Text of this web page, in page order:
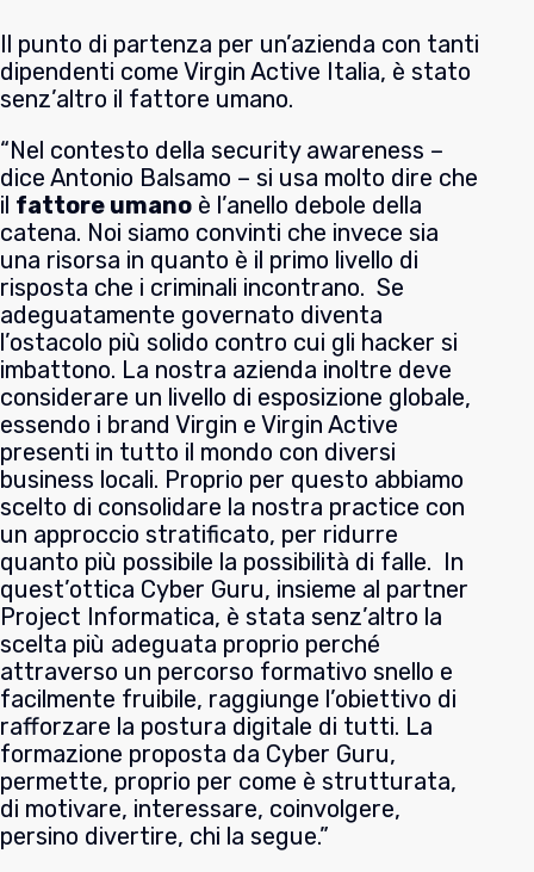
Il punto di partenza per un’azienda con tanti
dipendenti come Virgin Active Italia, è stato
senz’altro il fattore umano.
“Nel contesto della security awareness –
dice Antonio Balsamo – si usa molto dire che
il fattore umano è l’anello debole della
catena. Noi siamo convinti che invece sia
una risorsa in quanto è il primo livello di
risposta che i criminali incontrano. Se
adeguatamente governato diventa
l’ostacolo più solido contro cui gli hacker si
imbattono. La nostra azienda inoltre deve
considerare un livello di esposizione globale,
essendo i brand Virgin e Virgin Active
presenti in tutto il mondo con diversi
business locali. Proprio per questo abbiamo
scelto di consolidare la nostra practice con
un approccio stratificato, per ridurre
quanto più possibile la possibilità di falle. In
quest’ottica Cyber Guru, insieme al partner
Project Informatica, è stata senz’altro la
scelta più adeguata proprio perché
attraverso un percorso formativo snello e
facilmente fruibile, raggiunge l’obiettivo di
rafforzare la postura digitale di tutti. La
formazione proposta da Cyber Guru,
permette, proprio per come è strutturata,
di motivare, interessare, coinvolgere,
persino divertire, chi la segue.”